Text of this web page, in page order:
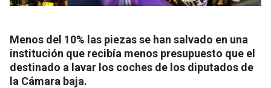
Menos del 10% las piezas se han salvado en una
institución que recibía menos presupuesto que el
destinado a lavar los coches de los diputados de
la Cámara baja.